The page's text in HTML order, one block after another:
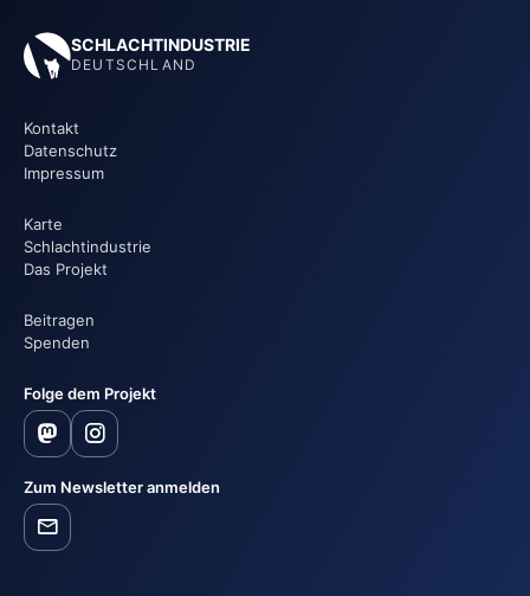
SCHLACHTINDUSTRIE
DEUTSCHLAND
Kontakt
Datenschutz
Impressum
Karte
Schlachtindustrie
Das Projekt
Beitragen
Spenden
Folge dem Projekt
Zum Newsletter anmelden